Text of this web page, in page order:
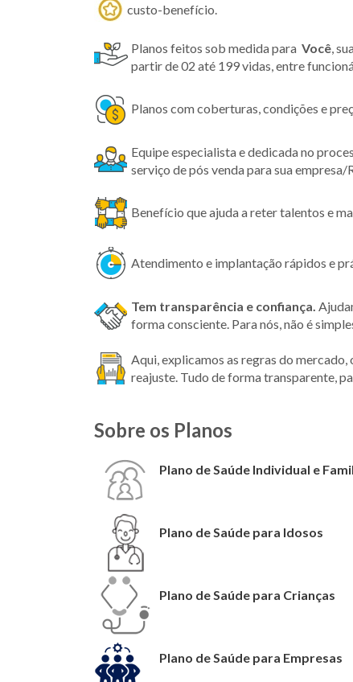
custo-benefício.
Planos feitos sob medida para Você,
partir de 02 até 199 vidas, entre
Planos com coberturas, condições e
Equipe especialista e dedicada no
serviço de pós venda para sua empresa/
Benefício que ajuda a reter talentos e
Atendimento e implantação rápidos e
Tem transparência e confiança.
forma consciente. Para nós, não é
Aqui, explicamos as regras do mercado,
reajuste. Tudo de forma transparente,
Sobre os Planos
Plano de Saúde Individual e
Plano de Saúde para Idosos
Plano de Saúde para Crianças
Plano de Saúde para Empresas